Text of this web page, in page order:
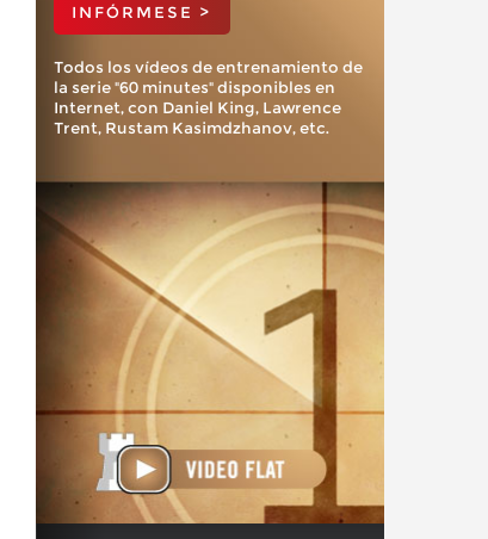
INFÓRMESE >
Todos los vídeos de entrenamiento de
la serie "60 minutes" disponibles en
Internet, con Daniel King, Lawrence
Trent, Rustam Kasimdzhanov, etc.